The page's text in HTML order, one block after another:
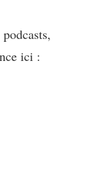
ici :